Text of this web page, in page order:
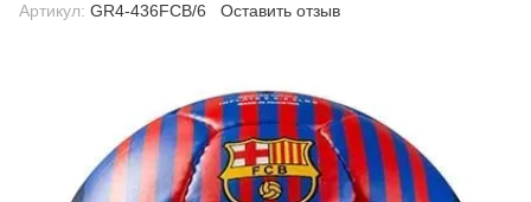
Артикул: GR4-436FCB/6 Оставить отзыв